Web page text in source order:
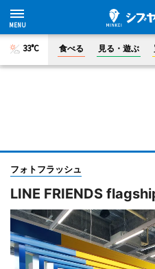
33°C 食べる 見る・遊ぶ
フォトフラッシュ
LINE FRIENDS